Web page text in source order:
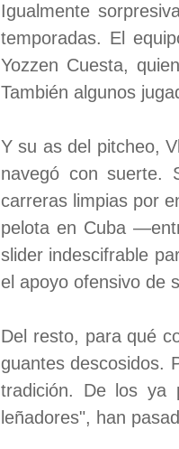
Igualmente
temporadas. El
Yozzen Cuesta,
También algunos
Y su as del pitcheo,
navegó con suerte.
carreras limpias por
pelota en Cuba
slider indescifrable
el apoyo ofensivo de
Del resto, para qué
guantes descosidos.
tradición. De los ya
leñadores", han